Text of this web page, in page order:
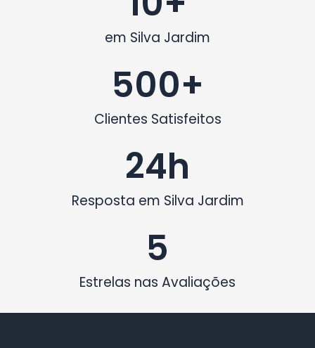
em Silva Jardim
Clientes Satisfeitos
500+
Resposta em Silva Jardim
24h
Estrelas nas Avaliações
5